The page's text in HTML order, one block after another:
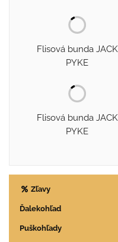
Flisová bunda JACK
PYKE
Flisová bunda JACK
PYKE
Zľavy
Ďalekohľad
Puškohľady